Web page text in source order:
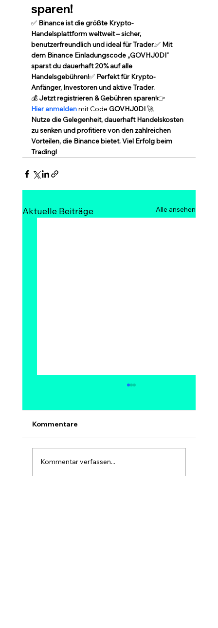
sparen!
✅ Binance ist die größte Krypto-
Handelsplattform weltweit – sicher,
benutzerfreundlich und ideal für Trader.✅ Mit
dem Binance Einladungscode „GOVHJ0DI“
sparst du dauerhaft 20% auf alle
Handelsgebühren!✅ Perfekt für Krypto-
Anfänger, Investoren und aktive Trader.
💰 Jetzt registrieren & Gebühren sparen!👉
Hier anmelden mit Code GOVHJ0DI 🚀
Nutze die Gelegenheit, dauerhaft Handelskosten
zu senken und profitiere von den zahlreichen
Vorteilen, die Binance bietet. Viel Erfolg beim
Trading!
Aktuelle Beiträge Alle ansehen
Ja, 1 Million Dollar pro Bitcoin ist
und kein kurzfristiges Ziel. Bei 1 Mio. USD
hätte Bitcoin eine Marktkapitalisierung von
Kommentare
Kommentar verfassen...